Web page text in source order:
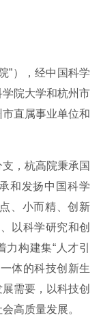
”），经中国科学
院大学和杭州市
直属事业单位和
，杭高院秉承国
和发扬中国科学
、小而精、创新
以科学研究和创
构建集“人才引
体的科技创新生
需要，以科技创
高质量发展。